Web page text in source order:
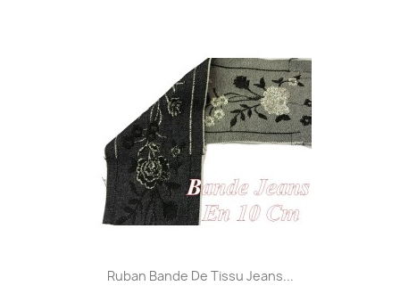
Ruban Bande De Tissu Jeans...